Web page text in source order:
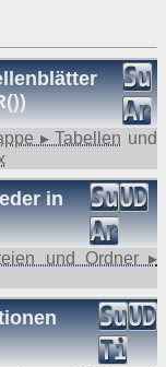
▸ Tabellen und
in
und Ordner ▸